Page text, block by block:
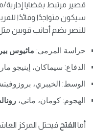
قصير مرتبط بقضايا
سيكون متواجدًا وقائدًا
للنصر يضم أجانب قويين
حراسة المرمى: ماثيوس
الدفاع: سيماكان، إينيجو
الوسط: الخيبري،
الهجوم: كومان، ماني،
أماالفتح فيحتل المركز